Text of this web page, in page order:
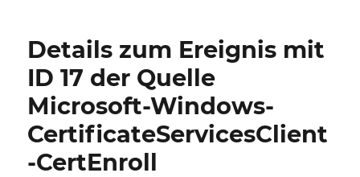
Details zum Ereignis mit
ID 17 der Quelle
Microsoft-Windows-
CertificateServicesClient
-CertEnroll